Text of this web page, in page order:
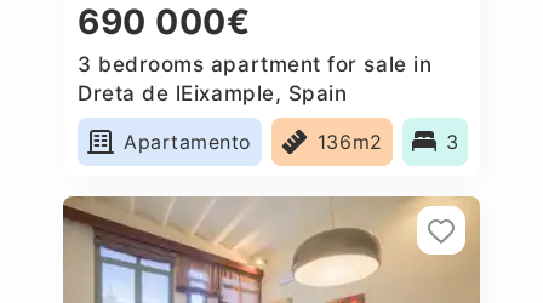
690 000€
3 bedrooms apartment for sale in
Dreta de lEixample, Spain
Apartamento
136m2 3